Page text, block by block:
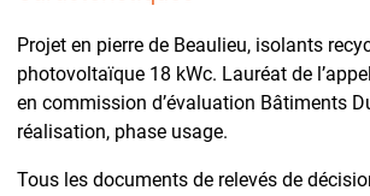
Projet en pierre de Beaulieu, isolants
photovoltaïque 18 kWc. Lauréat de
en commission d’évaluation Bâtiments
réalisation, phase usage.
Tous les documents de relevés de